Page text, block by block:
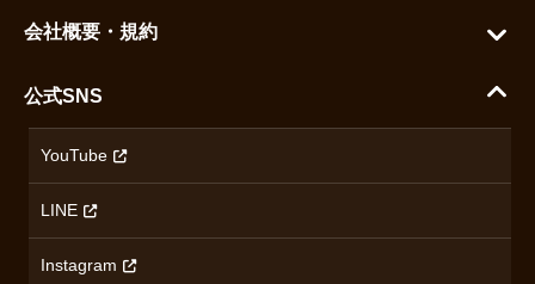
ご利用ガイド
配送・送料について
ハラダの保証とアフターサービス
セイコー
カシオ
ミナセ
オリエントスター
会社概要・規約
沿革
プライバシーポリシー
公式SNS
YouTube
LINE
Instagram